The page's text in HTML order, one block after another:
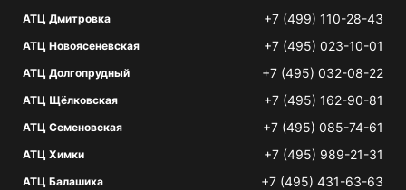
АТЦ Дмитровка +7 (499) 110-28-43
АТЦ Новоясеневская +7 (495) 023-10-01
АТЦ Долгопрудный +7 (495) 032-08-22
АТЦ Щёлковская +7 (495) 162-90-81
АТЦ Семеновская +7 (495) 085-74-61
АТЦ Химки +7 (495) 989-21-31
АТЦ Балашиха +7 (495) 431-63-63